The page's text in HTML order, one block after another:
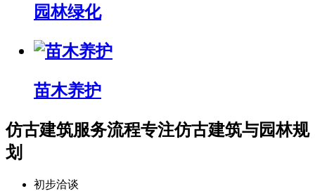
园林绿化
苗木养护
仿古建筑服务流程专注仿古建筑与园林规
划
初步洽谈